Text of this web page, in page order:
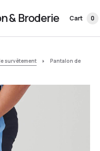
& Broderie Cart 0
survêtement
Pantalon de